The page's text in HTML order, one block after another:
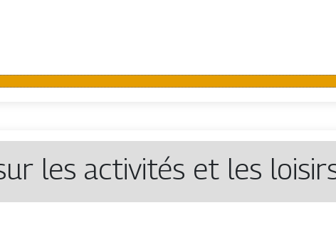
les activités et les